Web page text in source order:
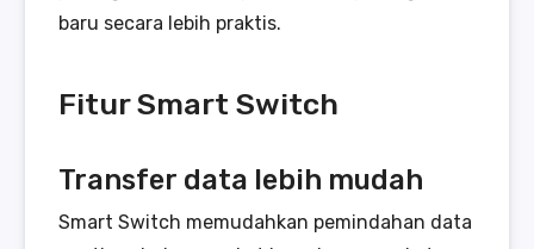
baru secara lebih praktis.
Fitur Smart Switch
Transfer data lebih mudah
Smart Switch memudahkan pemindahan data